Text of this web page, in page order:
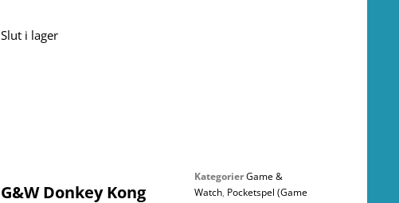
Slut i lager
G&W Donkey Kong
KategorierGame &
Watch, Pocketspel (Game